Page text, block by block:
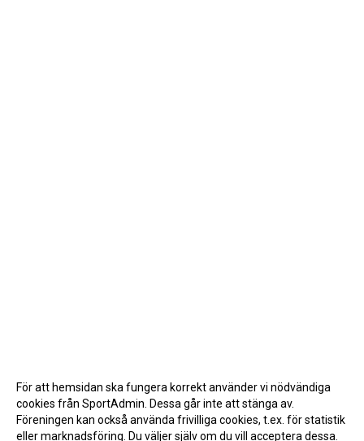
För att hemsidan ska fungera korrekt använder vi nödvändiga
cookies från SportAdmin. Dessa går inte att stänga av.
Föreningen kan också använda frivilliga cookies, t.ex. för statistik
eller marknadsföring. Du väljer själv om du vill acceptera dessa.